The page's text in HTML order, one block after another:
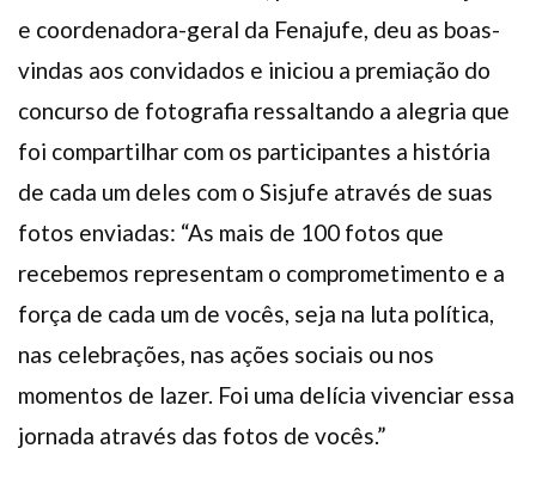
e coordenadora-geral da Fenajufe, deu as boas-
vindas aos convidados e iniciou a premiação do
concurso de fotografia ressaltando a alegria que
foi compartilhar com os participantes a história
de cada um deles com o Sisjufe através de suas
fotos enviadas: “As mais de 100 fotos que
recebemos representam o comprometimento e a
força de cada um de vocês, seja na luta política,
nas celebrações, nas ações sociais ou nos
momentos de lazer. Foi uma delícia vivenciar essa
jornada através das fotos de vocês.”